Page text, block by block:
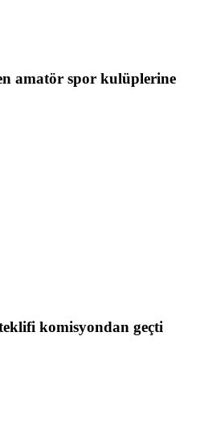
amatör spor kulüplerine
komisyondan geçti